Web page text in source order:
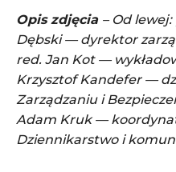
Opis zdjęcia – Od
Dębski — dyrektor
red. Jan Kot —
Krzysztof Kandefer —
Zarządzaniu i
Adam Kruk —
Dziennikarstwo i